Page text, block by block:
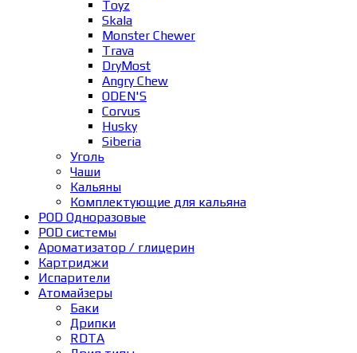
Toyz
Skala
Monster Chewer
Trava
DryMost
Angry Chew
ODEN'S
Corvus
Husky
Siberia
Уголь
Чаши
Кальяны
Комплектующие для кальяна
POD Одноразовые
POD системы
Ароматизатор / глицерин
Картриджи
Испарители
Атомайзеры
Баки
Дрипки
RDTA